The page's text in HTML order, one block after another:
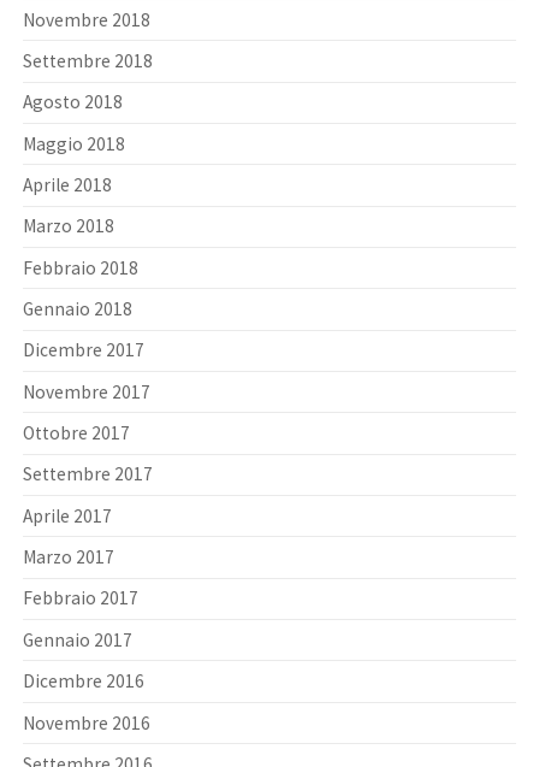
Novembre 2018
Settembre 2018
Agosto 2018
Maggio 2018
Aprile 2018
Marzo 2018
Febbraio 2018
Gennaio 2018
Dicembre 2017
Novembre 2017
Ottobre 2017
Settembre 2017
Aprile 2017
Marzo 2017
Febbraio 2017
Gennaio 2017
Dicembre 2016
Novembre 2016